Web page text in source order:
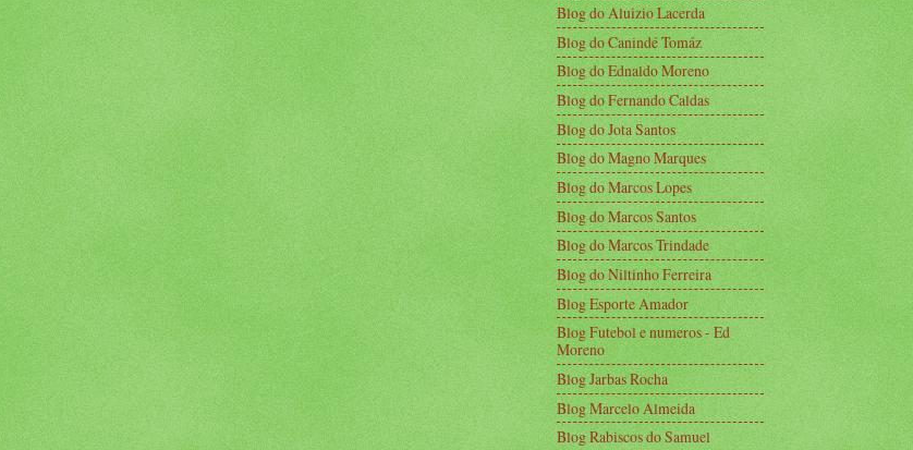
Blog do Aluizio Lacerda
Blog do Canindé Tomáz
Blog do Ednaldo Moreno
Blog do Fernando Caldas
Blog do Jota Santos
Blog do Magno Marques
Blog do Marcos Lopes
Blog do Marcos Santos
Blog do Marcos Trindade
Blog do Niltinho Ferreira
Blog Esporte Amador
Blog Futebol e numeros - Ed
Moreno
Blog Jarbas Rocha
Blog Marcelo Almeida
Blog Rabiscos do Samuel